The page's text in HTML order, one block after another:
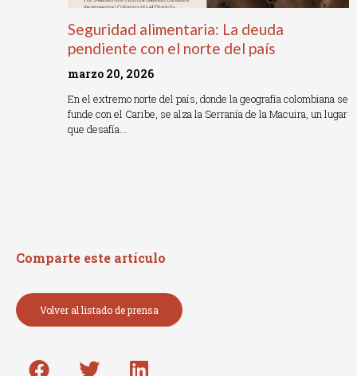
Seguridad alimentaria: La deuda
pendiente con el norte del país
marzo 20, 2026
En el extremo norte del país, donde la geografía colombiana se
funde con el Caribe, se alza la Serranía de la Macuira, un lugar
que desafía…
Comparte este artículo
Volver al listado de prensa